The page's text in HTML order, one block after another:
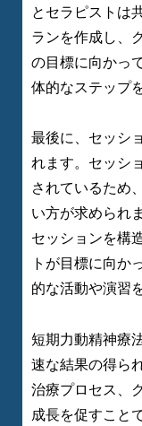
とセラピストは
ランを作成し、
の目標に向かっ
体的なステップ
最後に、セッシ
れます。セッシ
されているため
い方が求められ
セッションを構
トが目標に向か
的な活動や演習
短期力動精神療
速な結果の得ら
治療プロセス、
成長を促すこと